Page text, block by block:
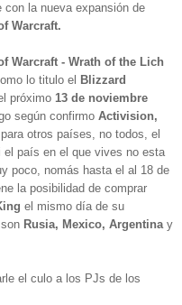
con la nueva expansión de
Warcraft.
Warcraft - Wrath of the Lich
lo titulo el Blizzard
próximo 13 de noviembre
según confirmo Activision,
otros países, no todos, el
país en el que vives no esta
poco, nomás hasta el al 18 de
la posibilidad de comprar
el mismo día de su
Rusia, Mexico, Argentina y
el culo a los PJs de los